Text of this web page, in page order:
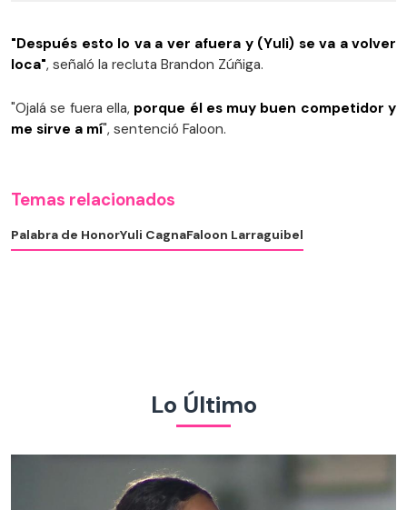
"Después esto lo va a ver afuera y (Yuli) se va a volver
loca", señaló la recluta Brandon Zúñiga.
"Ojalá se fuera ella, porque él es muy buen competidor y
me sirve a mí", sentenció Faloon.
Temas relacionados
Palabra de HonorYuli CagnaFaloon Larraguibel
Lo Último